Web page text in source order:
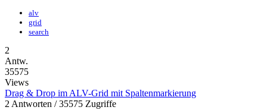
alv
grid
search
2
Antw.
35575
Views
Drag & Drop im ALV-Grid mit Spaltenmarkierung
2 Antworten / 35575 Zugriffe